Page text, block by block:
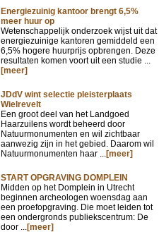
Energiezuinig kantoor brengt 6,5%
meer huur op
Wetenschappelijk onderzoek wijst uit dat
energiezuinige kantoren gemiddeld een
6,5% hogere huurprijs opbrengen. Deze
resultaten komen voort uit een studie ...
[meer]
JDdV wint selectie pleisterplaats
Wielrevelt
Een groot deel van het Landgoed
Haarzuilens wordt beheerd door
Natuurmonumenten en wil zichtbaar
aanwezig zijn in het gebied. Daarom wil
Natuurmonumenten haar ...[meer]
START OPGRAVING DOMPLEIN
Midden op het Domplein in Utrecht
beginnen archeologen woensdag aan
een proefopgraving. Die moet leiden tot
een ondergronds publiekscentrum: De
door ...[meer]